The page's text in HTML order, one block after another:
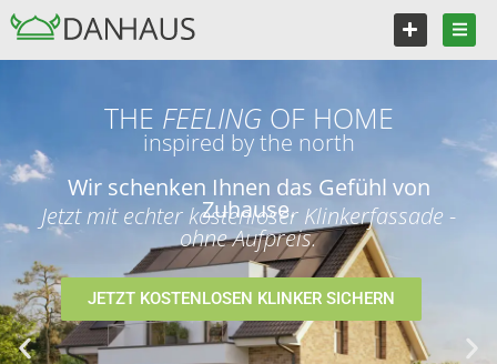
THE FEELINGOF HOME
inspired by the north
Wir schenken Ihnen das Gefühl von
Zuhause.
Jetzt mit echter kostenloser Klinkerfassade -
ohne Aufpreis.
JETZT KOSTENLOSEN KLINKER SICHERN